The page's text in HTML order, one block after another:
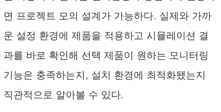
면 프로젝트 모의 설계가 가능하다. 실제와 가까
운 설정 환경에 제품을 적용하고 시뮬레이션 결
과를 바로 확인해 선택 제품이 원하는 모니터링
기능은 충족하는지, 설치 환경에 최적화됐는지
직관적으로 알아볼 수 있다.